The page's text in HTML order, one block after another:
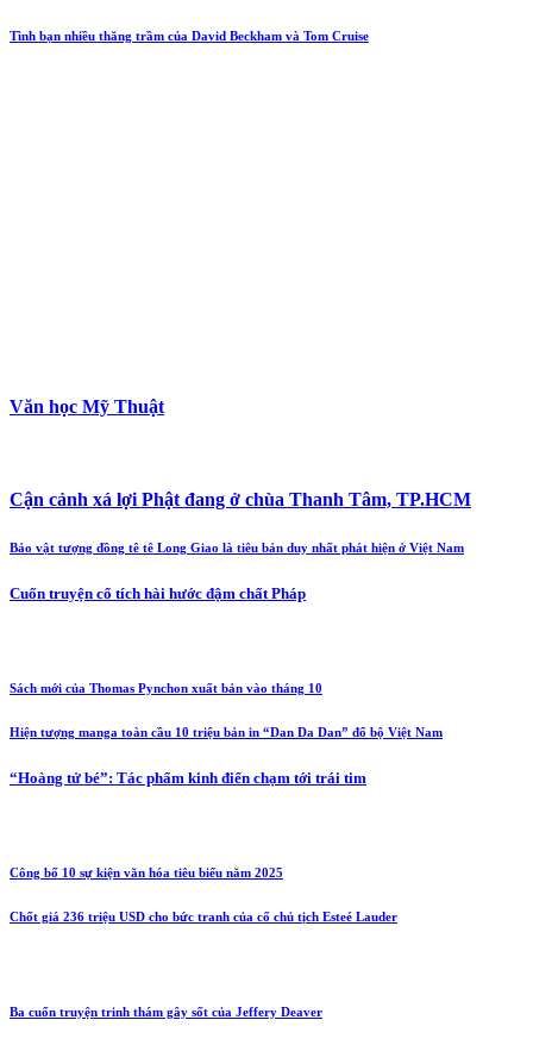
Tình bạn nhiều thăng trầm của David Beckham và Tom Cruise
Văn học Mỹ Thuật
Cận cảnh xá lợi Phật đang ở chùa Thanh Tâm, TP.HCM
Bảo vật tượng đồng tê tê Long Giao là tiêu bản duy nhất phát hiện ở Việt Nam
Cuốn truyện cổ tích hài hước đậm chất Pháp
Sách mới của Thomas Pynchon xuất bản vào tháng 10
Hiện tượng manga toàn cầu 10 triệu bản in “Dan Da Dan” đổ bộ Việt Nam
“Hoàng tử bé”: Tác phẩm kinh điển chạm tới trái tim
Công bố 10 sự kiện văn hóa tiêu biểu năm 2025
Chốt giá 236 triệu USD cho bức tranh của cố chủ tịch Esteé Lauder
Ba cuốn truyện trinh thám gây sốt của Jeffery Deaver